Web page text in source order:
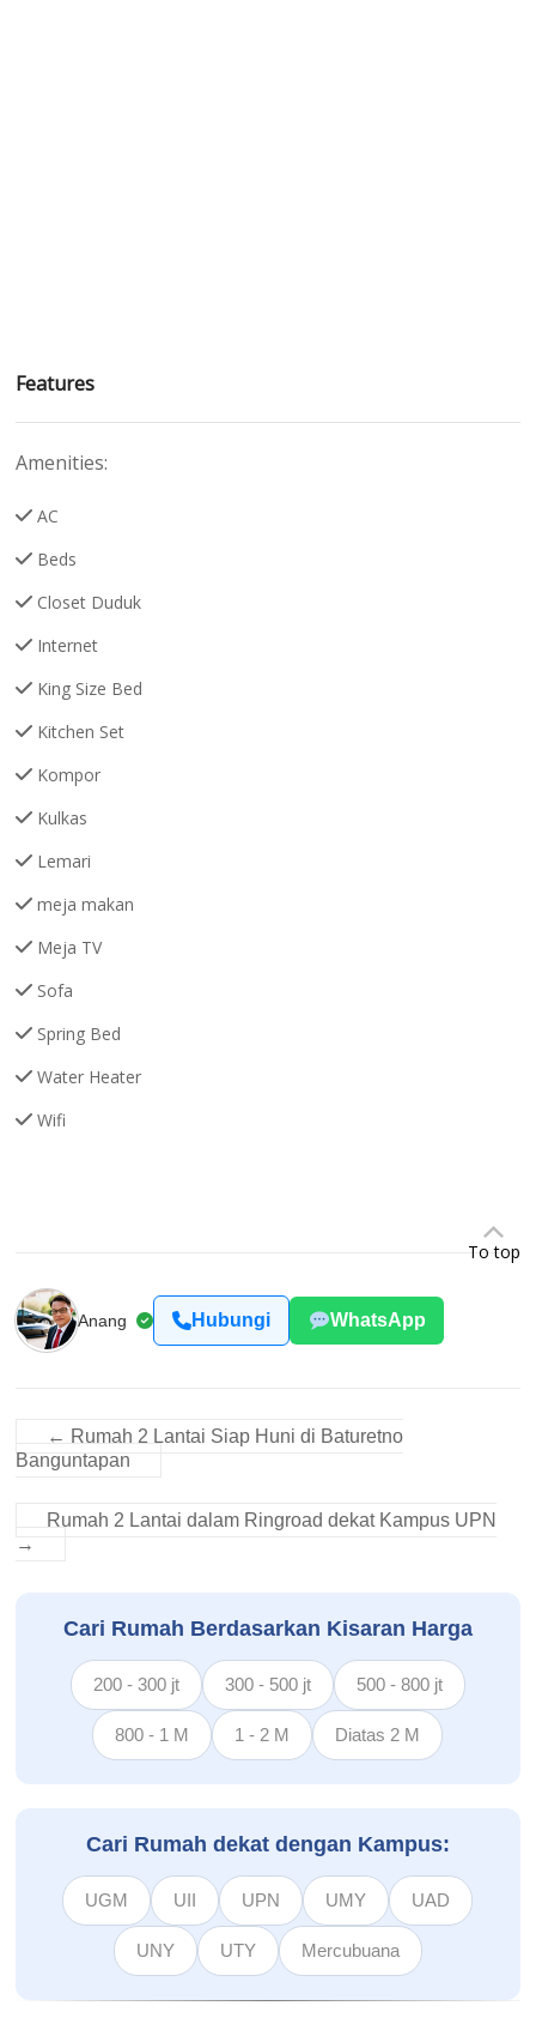
Features
Amenities:
AC
Beds
Closet Duduk
Internet
King Size Bed
Kitchen Set
Kompor
Kulkas
Lemari
meja makan
Meja TV
Sofa
Spring Bed
Water Heater
Wifi
To top
Anang Hubungi WhatsApp
← Rumah 2 Lantai Siap Huni di Baturetno
Banguntapan
Rumah 2 Lantai dalam Ringroad dekat Kampus UPN
→
Cari Rumah Berdasarkan Kisaran Harga
200 - 300 jt 300 - 500 jt 500 - 800 jt
800 - 1 M 1 - 2 M Diatas 2 M
Cari Rumah dekat dengan Kampus:
UGM UII UPN UMY UAD
UNY UTY Mercubuana